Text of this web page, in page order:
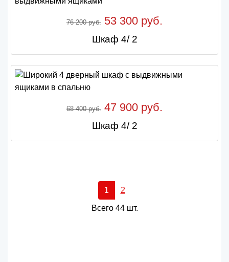
76 200 руб. 53 300 руб.
Шкаф 4/ 2
68 400 руб. 47 900 руб.
Шкаф 4/ 2
1 2
Всего 44 шт.